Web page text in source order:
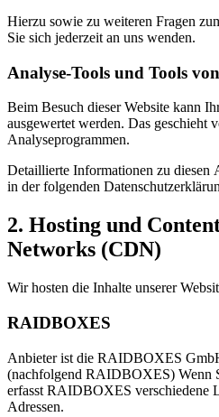
Hierzu sowie zu weiteren Fragen
Sie sich jederzeit an uns wenden.
Analyse-Tools und Tools
Beim Besuch dieser Website kann
ausgewertet werden. Das geschieht
Analyseprogrammen.
Detaillierte Informationen zu diesen
in der folgenden
2. Hosting und
Networks (CDN)
Wir hosten die Inhalte unserer
RAIDBOXES
Anbieter ist die RAIDBOXES
(nachfolgend RAIDBOXES) Wenn
erfasst RAIDBOXES verschiedene
Adressen.